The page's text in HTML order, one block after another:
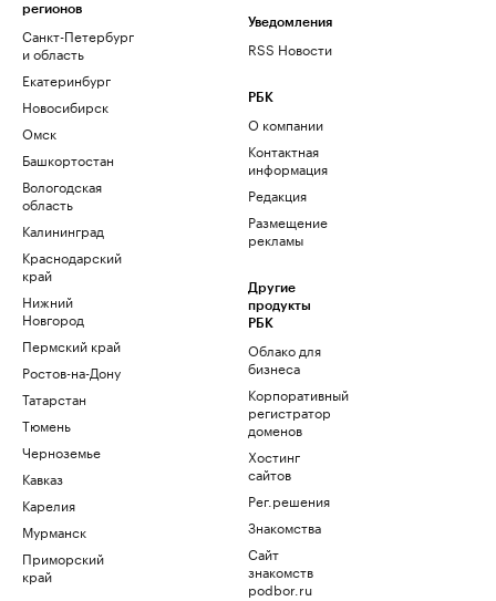
регионов
Санкт-Петербург
и область
Екатеринбург
Новосибирск
Омск
Башкортостан
Вологодская
область
Калининград
Краснодарский
край
Нижний
Новгород
Пермский край
Ростов-на-Дону
Татарстан
Тюмень
Черноземье
Кавказ
Карелия
Мурманск
Приморский
край
Уведомления
RSS Новости
РБК
О компании
Контактная
информация
Редакция
Размещение
рекламы
Другие
продукты
РБК
Облако для
бизнеса
Корпоративный
регистратор
доменов
Хостинг
сайтов
Рег.решения
Знакомства
Сайт
знакомств
podbor.ru